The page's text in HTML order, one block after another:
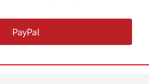
PayPal